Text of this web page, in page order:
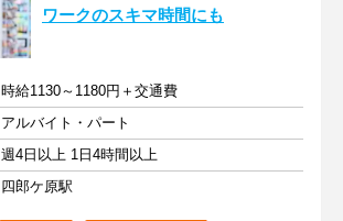
ワークのスキマ時間にも
時給1130～1180円＋交通費
アルバイト・パート
週4日以上 1日4時間以上
四郎ケ原駅